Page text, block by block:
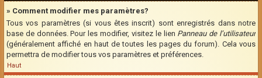
» Comment modifier mes paramètres?
Tous vos paramètres (si vous êtes inscrit) sont enregistrés dans notre
base de données. Pour les modifier, visitez le lien Panneau de l’utilisateur
(généralement affiché en haut de toutes les pages du forum). Cela vous
permettra de modifier tous vos paramètres et préférences.
Haut